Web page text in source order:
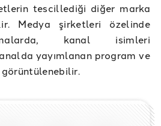
tescillediği diğer marka
Medya şirketleri özelinde
kanal isimleri
yayımlanan program ve